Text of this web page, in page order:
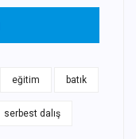
eğitim batık
serbest dalış